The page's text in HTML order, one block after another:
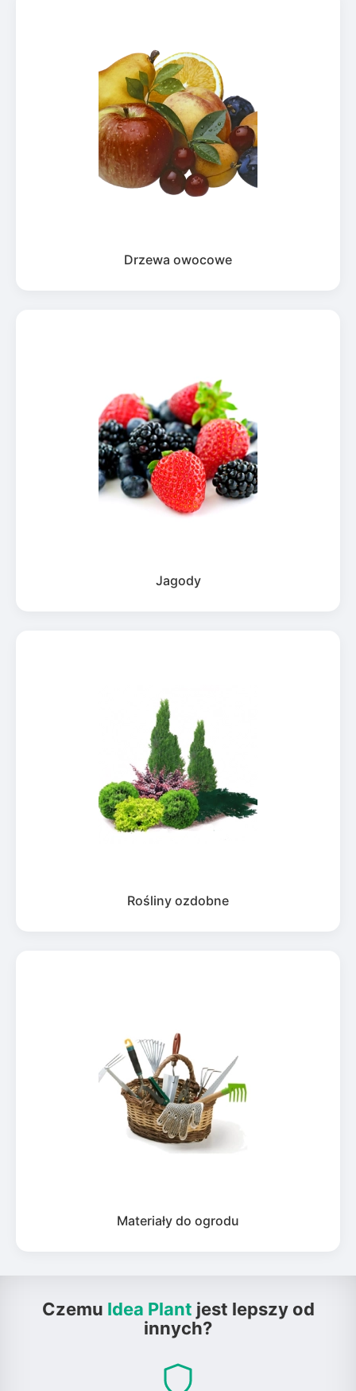
Drzewa owocowe
Jagody
Rośliny ozdobne
Materiały do ogrodu
Czemu Idea Plant jest lepszy od
innych?